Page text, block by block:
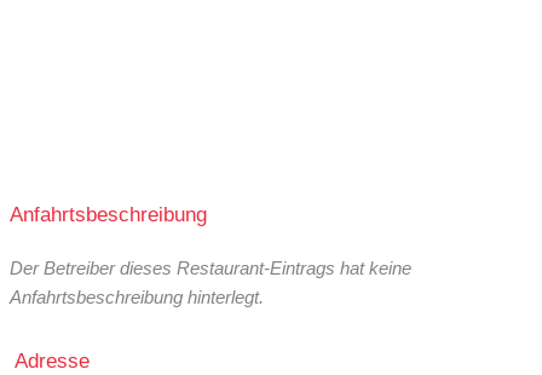
Anfahrtsbeschreibung
Der Betreiber dieses Restaurant-Eintrags hat keine
Anfahrtsbeschreibung hinterlegt.
Adresse